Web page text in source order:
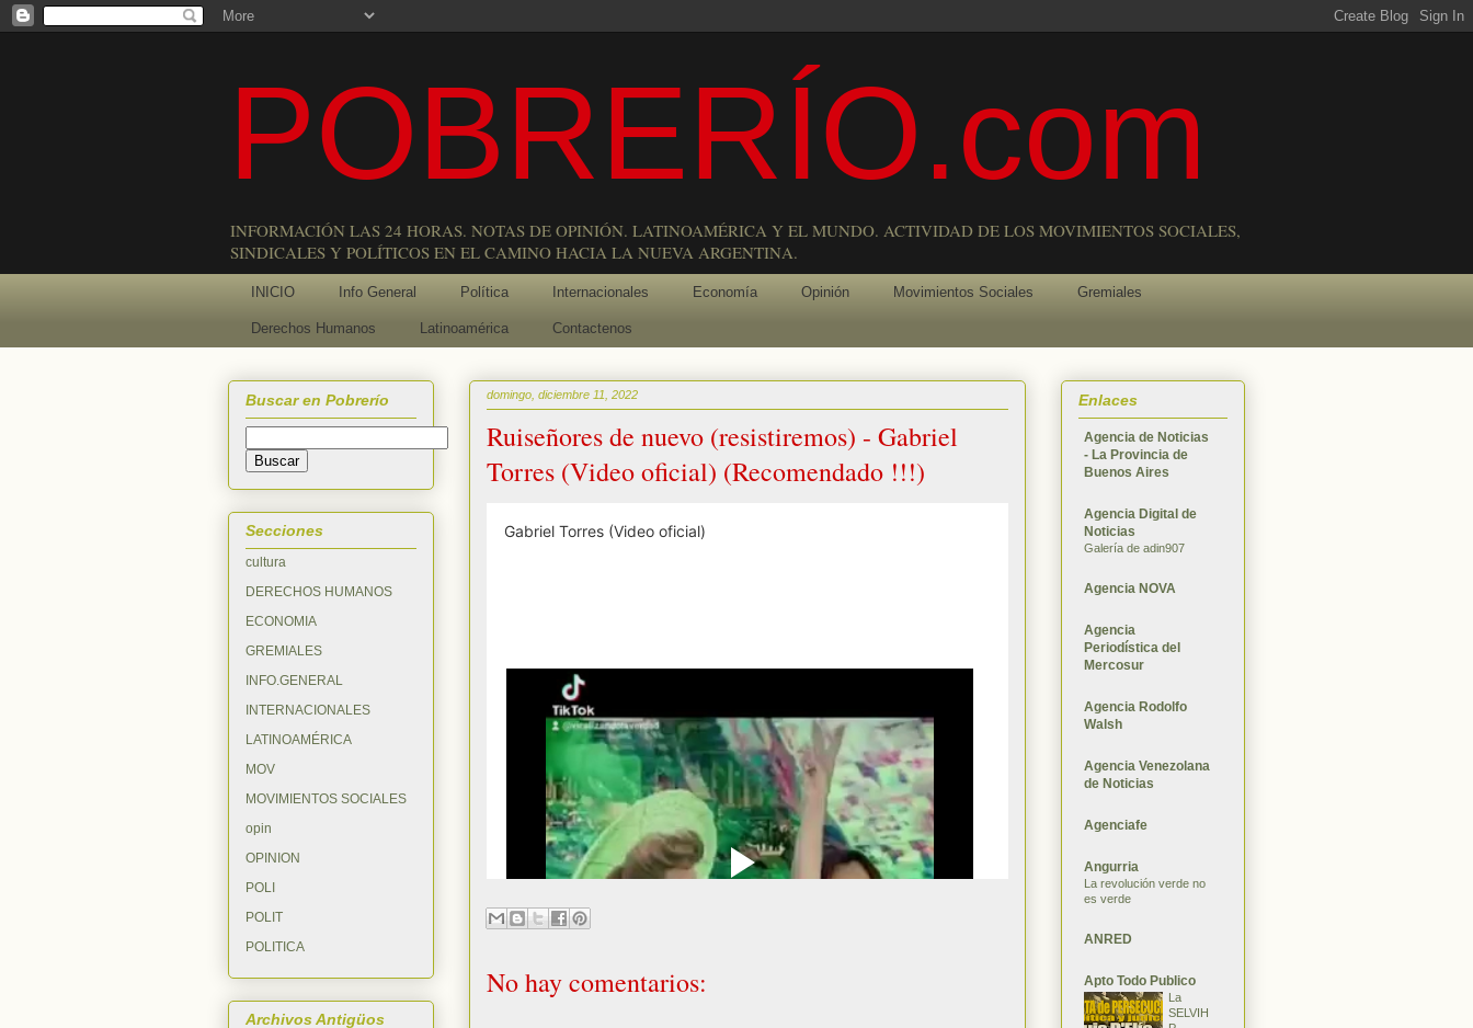
POBRERÍO.com
INFORMACIÓN LAS 24 HORAS. NOTAS DE OPINIÓN. LATINOAMÉRICA Y EL MUNDO. ACTIVIDAD DE LOS MOVIMIENTOS SOCIALES,
SINDICALES Y POLÍTICOS EN EL CAMINO HACIA LA NUEVA ARGENTINA.
INICIO Info General Política Internacionales Economía Opinión Movimientos Sociales Gremiales
Derechos Humanos Latinoamérica Contactenos
domingo, diciembre 11, 2022
Ruiseñores de nuevo (resistiremos) - Gabriel
Torres (Video oficial) (Recomendado !!!)
Gabriel Torres (Video oficial)
No hay comentarios:
Buscar en Pobrerío
Secciones
cultura
DERECHOS HUMANOS
ECONOMIA
GREMIALES
INFO.GENERAL
INTERNACIONALES
LATINOAMÉRICA
MOV
MOVIMIENTOS SOCIALES
opin
OPINION
POLI
POLIT
POLITICA
Archivos Antigüos
Enlaces
Agencia de Noticias
- La Provincia de
Buenos Aires
Agencia Digital de
Noticias
Galería de adin907
Agencia NOVA
Agencia
Periodística del
Mercosur
Agencia Rodolfo
Walsh
Agencia Venezolana
de Noticias
Agenciafe
Angurria
La revolución verde no
es verde
ANRED
Apto Todo Publico
La
SELVIH